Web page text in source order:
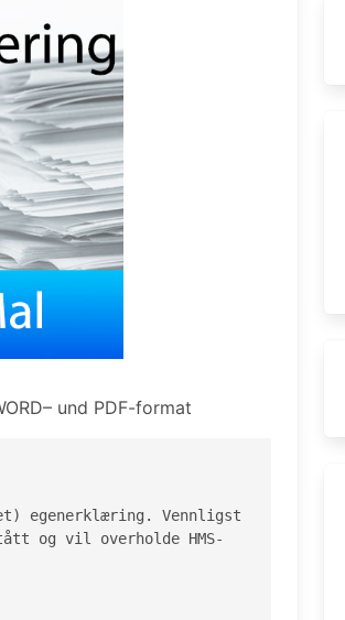
und PDF-format
egenerklæring. Vennligst
og vil overholde HMS-